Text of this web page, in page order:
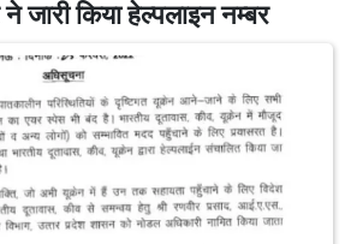
जारी किया हेल्पलाइन नम्बर